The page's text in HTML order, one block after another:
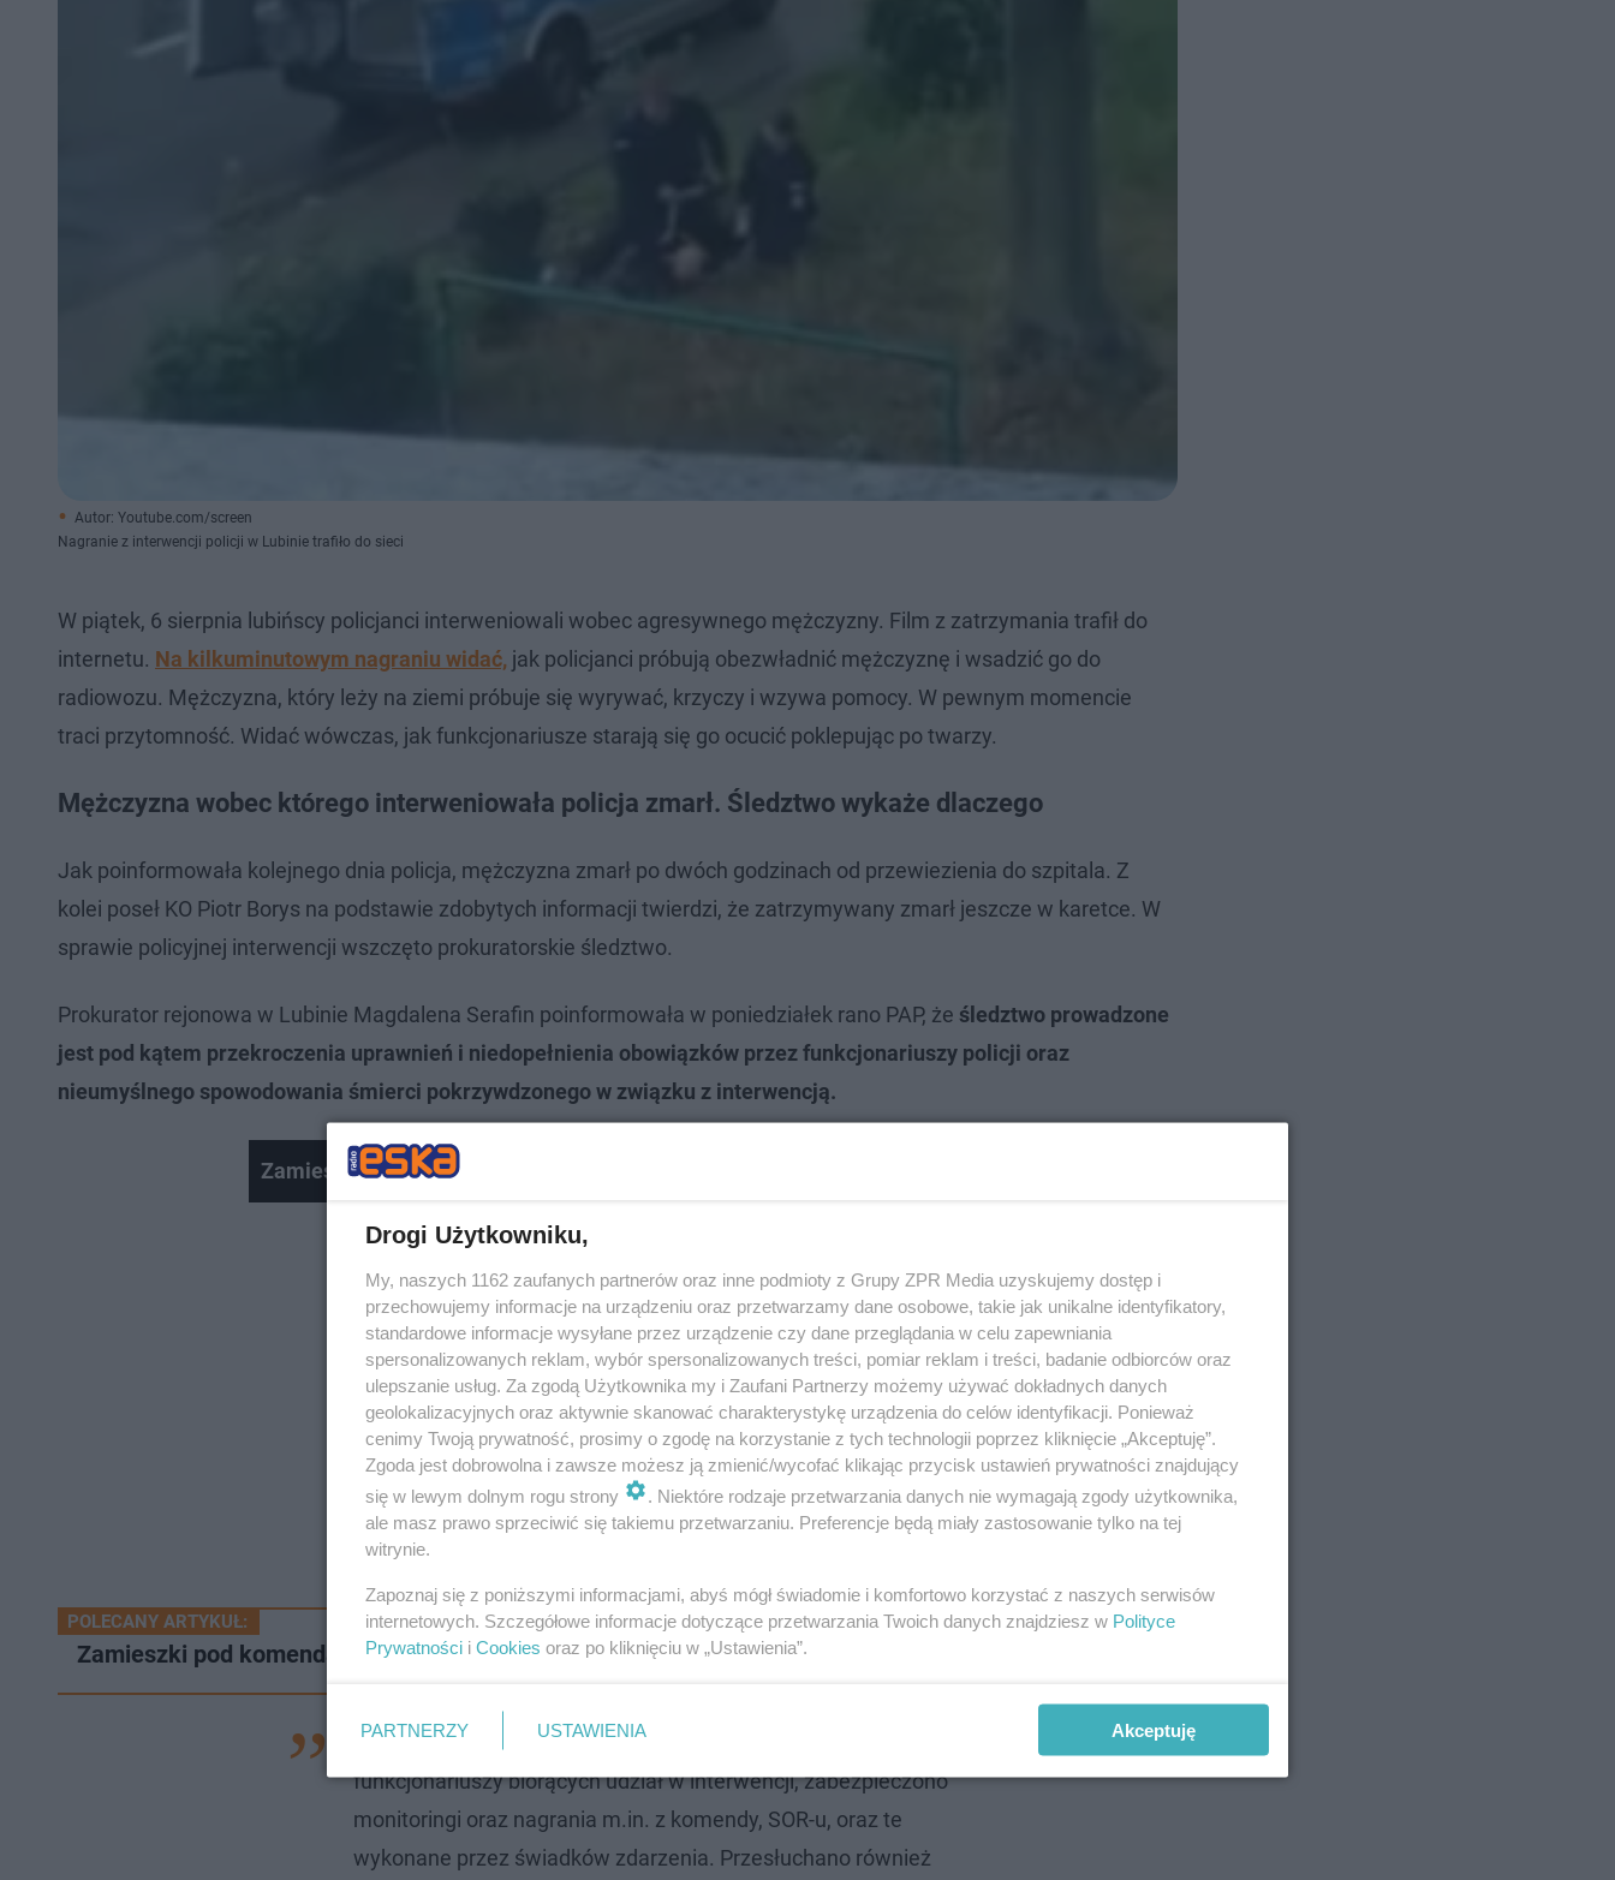
Autor: Youtube.com/screen
Nagranie z interwencji policji w Lubinie trafiło do sieci
W piątek, 6 sierpnia lubińscy policjanci interweniowali wobec agresywnego mężczyzny. Film z zatrzymania trafił do
internetu. Na kilkuminutowym nagraniu widać, jak policjanci próbują obezwładnić mężczyznę i wsadzić go do
radiowozu. Mężczyzna, który leży na ziemi próbuje się wyrywać, krzyczy i wzywa pomocy. W pewnym momencie
traci przytomność. Widać wówczas, jak funkcjonariusze starają się go ocucić poklepując po twarzy.
Mężczyzna wobec którego interweniowała policja zmarł. Śledztwo wykaże dlaczego
Jak poinformowała kolejnego dnia policja, mężczyzna zmarł po dwóch godzinach od przewiezienia do szpitala. Z
kolei poseł KO Piotr Borys na podstawie zdobytych informacji twierdzi, że zatrzymywany zmarł jeszcze w karetce. W
sprawie policyjnej interwencji wszczęto prokuratorskie śledztwo.
Prokurator rejonowa w Lubinie Magdalena Serafin poinformowała w poniedziałek rano PAP, że śledztwo prowadzone
jest pod kątem przekroczenia uprawnień i niedopełnienia obowiązków przez funkcjonariuszy policji oraz
nieumyślnego spowodowania śmierci pokrzywdzonego w związku z interwencją.
Zamieszki w Lubinie
POLECANY ARTYKUŁ:
Zamieszki pod komendą w Lubinie. Zatrzymano ponad 40 osób
- W śledztwie prokuratorzy tutejszej jednostki przesłuchali
funkcjonariuszy biorących udział w interwencji, zabezpieczono
monitoringi oraz nagrania m.in. z komendy, SOR-u, oraz te
wykonane przez świadków zdarzenia. Przesłuchano również
Drogi Użytkowniku,
My, naszych 1162 zaufanych partnerów oraz inne podmioty z Grupy ZPR Media uzyskujemy dostęp i
przechowujemy informacje na urządzeniu oraz przetwarzamy dane osobowe, takie jak unikalne identyfikatory,
standardowe informacje wysyłane przez urządzenie czy dane przeglądania w celu zapewniania
spersonalizowanych reklam, wybór spersonalizowanych treści, pomiar reklam i treści, badanie odbiorców oraz
ulepszanie usług. Za zgodą Użytkownika my i Zaufani Partnerzy możemy używać dokładnych danych
geolokalizacyjnych oraz aktywnie skanować charakterystykę urządzenia do celów identyfikacji. Ponieważ
cenimy Twoją prywatność, prosimy o zgodę na korzystanie z tych technologii poprzez kliknięcie „Akceptuję”.
Zgoda jest dobrowolna i zawsze możesz ją zmienić/wycofać klikając przycisk ustawień prywatności znajdujący
się w lewym dolnym rogu strony
. Niektóre rodzaje przetwarzania danych nie wymagają zgody użytkownika,
ale masz prawo sprzeciwić się takiemu przetwarzaniu. Preferencje będą miały zastosowanie tylko na tej
witrynie.
Zapoznaj się z poniższymi informacjami, abyś mógł świadomie i komfortowo korzystać z naszych serwisów
internetowych. Szczegółowe informacje dotyczące przetwarzania Twoich danych znajdziesz w Polityce
Prywatności i Cookies oraz po kliknięciu w „Ustawienia”.
PARTNERZY USTAWIENIA Akceptuję